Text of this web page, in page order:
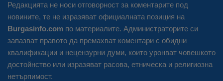
Редакцията не носи отговорност за коментарите под
новините, те не изразяват официалната позиция на
Burgasinfo.com по материалите. Администраторите си
запазват правото да премахват коментари с обидни
квалификации и нецензурни думи, които уронват човешкото
достойнство или изразяват расова, етническа и религиозна
нетърпимост.